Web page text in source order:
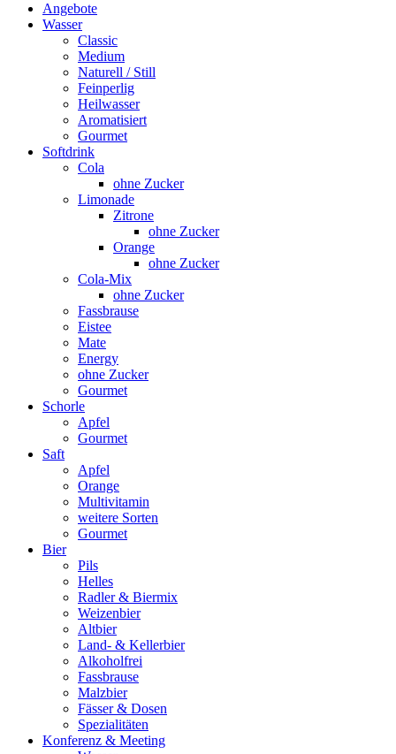
Angebote
Wasser
Classic
Medium
Naturell / Still
Feinperlig
Heilwasser
Aromatisiert
Gourmet
Softdrink
Cola
ohne Zucker
Limonade
Zitrone
ohne Zucker
Orange
ohne Zucker
Cola-Mix
ohne Zucker
Fassbrause
Eistee
Mate
Energy
ohne Zucker
Gourmet
Schorle
Apfel
Gourmet
Saft
Apfel
Orange
Multivitamin
weitere Sorten
Gourmet
Bier
Pils
Helles
Radler & Biermix
Weizenbier
Altbier
Land- & Kellerbier
Alkoholfrei
Fassbrause
Malzbier
Fässer & Dosen
Spezialitäten
Konferenz & Meeting